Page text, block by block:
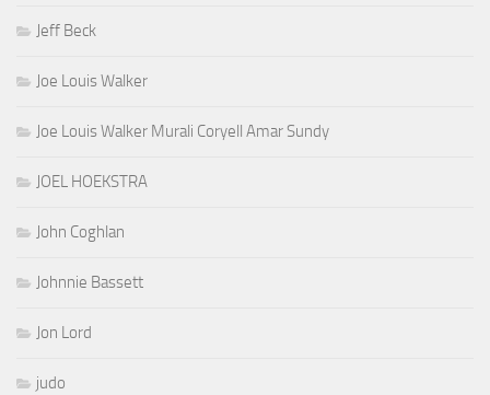
Jeff Beck
Joe Louis Walker
Joe Louis Walker Murali Coryell Amar Sundy
JOEL HOEKSTRA
John Coghlan
Johnnie Bassett
Jon Lord
judo